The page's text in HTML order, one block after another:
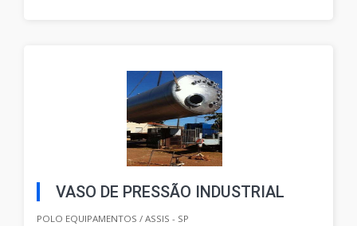
VASO DE PRESSÃO INDUSTRIAL
POLO EQUIPAMENTOS / ASSIS - SP